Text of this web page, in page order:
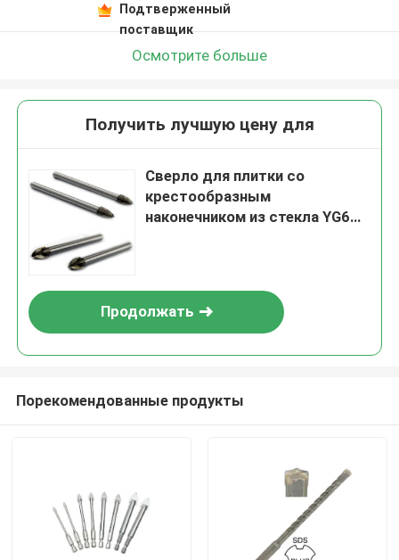
Подтверженный
поставщик
Осмотрите больше
Получить лучшую цену для
Сверло для плитки со
крестообразным
наконечником из стекла YG6X
Продолжать
Порекомендованные продукты